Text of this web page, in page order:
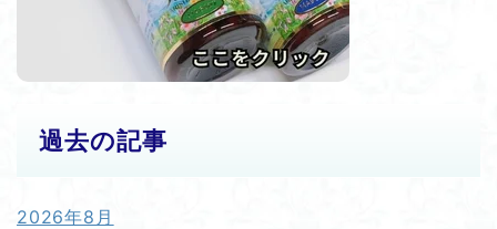
過去の記事
2026年8月